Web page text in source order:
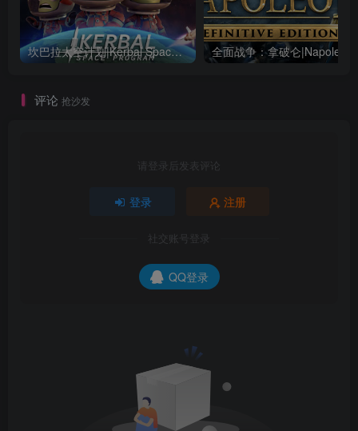
坎巴拉太空计划|Kerbal Space Program|1.12.5.3190|整合全DLC
评论 抢沙发
请登录后发表评论
登录 注册
社交账号登录
QQ登录